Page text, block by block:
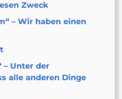
Zweck
– Wir haben einen
– Unter der
alle anderen Dinge